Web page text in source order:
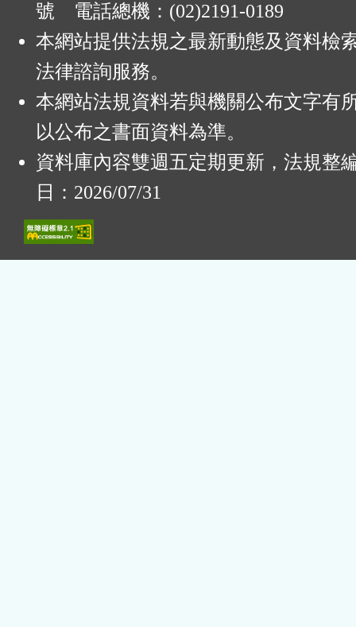
號 電話總機：(02)2191-0189
本網站提供法規之最新動態及資料檢
法律諮詢服務。
本網站法規資料若與機關公布文字有
以公布之書面資料為準。
資料庫內容雙週五定期更新，法規整
日：2026/07/31